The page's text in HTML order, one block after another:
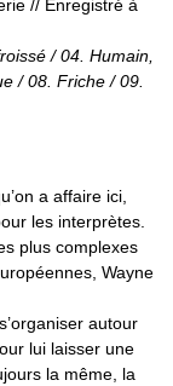
// Enregistré à
/ 04. Humain,
/ 08. Friche / 09.
a affaire ici,
les interprètes.
plus complexes
Wayne
autour
lui laisser une
la même, la